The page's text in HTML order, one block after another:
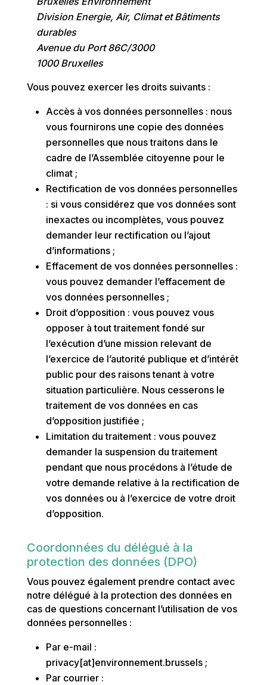
Division Energie, Air, Climat et Bâtiments
durables
Avenue du Port 86C/3000
1000 Bruxelles
Vous pouvez exercer les droits suivants :
Accès à vos données personnelles : nous
vous fournirons une copie des données
personnelles que nous traitons dans le
cadre de l’Assemblée citoyenne pour le
climat ;
Rectification de vos données personnelles
: si vous considérez que vos données sont
inexactes ou incomplètes, vous pouvez
demander leur rectification ou l’ajout
d’informations ;
Effacement de vos données personnelles :
vous pouvez demander l’effacement de
vos données personnelles ;
Droit d’opposition : vous pouvez vous
opposer à tout traitement fondé sur
l’exécution d’une mission relevant de
l’exercice de l’autorité publique et d’intérêt
public pour des raisons tenant à votre
situation particulière. Nous cesserons le
traitement de vos données en cas
d’opposition justifiée ;
Limitation du traitement : vous pouvez
demander la suspension du traitement
pendant que nous procédons à l’étude de
votre demande relative à la rectification de
vos données ou à l’exercice de votre droit
d’opposition.
Coordonnées du délégué à la
protection des données (DPO)
Vous pouvez également prendre contact avec
notre délégué à la protection des données en
cas de questions concernant l’utilisation de vos
données personnelles :
Par e-mail :
privacy[at]environnement.brussels ;
Par courrier :